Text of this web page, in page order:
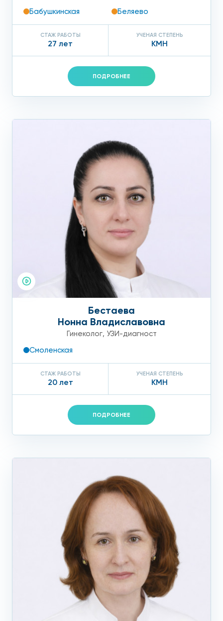
Бабушкинская
Беляево
СТАЖ РАБОТЫ
27 лет
УЧЕНАЯ СТЕПЕНЬ
КМН
ПОДРОБНЕЕ
Бестаева
Нонна Владиславовна
Гинеколог, УЗИ-диагност
Смоленская
СТАЖ РАБОТЫ
20 лет
УЧЕНАЯ СТЕПЕНЬ
КМН
ПОДРОБНЕЕ